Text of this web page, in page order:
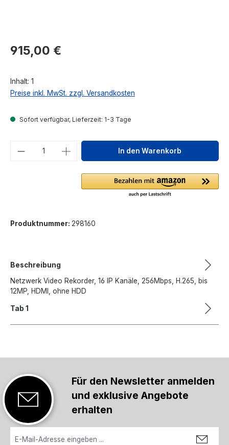
Regulärer Preis:
915,00 €
Inhalt: 1
Preise inkl. MwSt. zzgl. Versandkosten
Sofort verfügbar, Lieferzeit: 1-3 Tage
Produkt Anzahl: Gib denIn den Warenkorb
Produktnummer: 298160
Beschreibung
Netzwerk Video Rekorder, 16 IP Kanäle, 256Mbps, H.265, bis
12MP, HDMI, ohne HDD
Tab 1
Für den Newsletter anmelden
und exklusive Angebote
erhalten